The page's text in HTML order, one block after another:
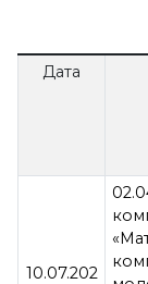
Дата
10.07.202